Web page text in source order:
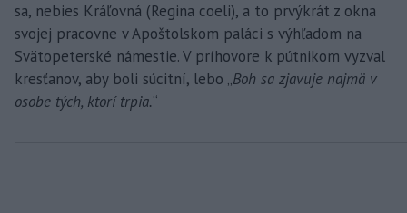
sa, nebies Kráľovná (Regina coeli), a to prvýkrát z okna
svojej pracovne v Apoštolskom paláci s výhľadom na
Svätopeterské námestie. V príhovore k pútnikom vyzval
kresťanov, aby boli súcitní, lebo „Boh sa zjavuje najmä v
osobe tých, ktorí trpia.“